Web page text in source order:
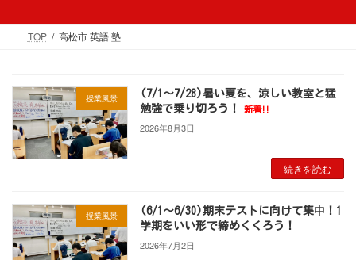
ッ
移
TOP 高松市 英語 塾
授業風景
(7/1～7/28)暑い夏を、涼しい教室と猛
勉強で乗り切ろう！
新着!!
2026年8月3日
続きを読む
授業風景
(6/1～6/30)期末テストに向けて集中！1
学期をいい形で締めくくろう！
2026年7月2日